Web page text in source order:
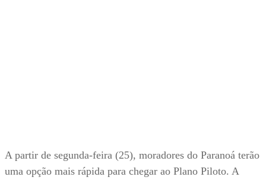
A partir de segunda-feira (25), moradores do Paranoá terão
uma opção mais rápida para chegar ao Plano Piloto. A